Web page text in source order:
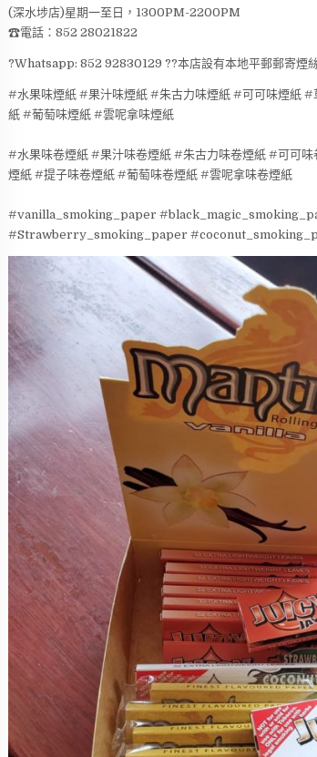
(深水埗店)星期一至日，1300PM-2200PM
☎電話：852 28021822
?Whatsapp: 852 92830129 ??本店設有本地平郵郵寄煙
#水果味煙紙 #果汁味煙紙 #朱古力味煙紙 #可可味煙紙 #
紙 #葡萄味煙紙 #雲呢拿味煙紙
#水果味卷煙紙 #果汁味卷煙紙 #朱古力味卷煙紙 #可可味
煙紙 #提子味卷煙紙 #葡萄味卷煙紙 #雲呢拿味卷煙紙
#vanilla_smoking_paper
#Strawberry_smoking_paper